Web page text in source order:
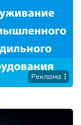
Реклама